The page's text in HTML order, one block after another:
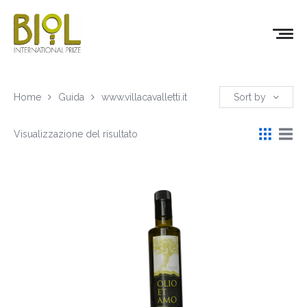
Home Guida www.villacavalletti.it Sort by
Visualizzazione del risultato